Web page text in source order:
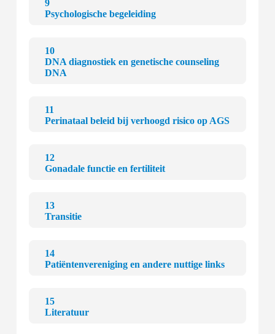
9
Psychologische begeleiding
10
DNA diagnostiek en genetische counseling
DNA
11
Perinataal beleid bij verhoogd risico op AGS
12
Gonadale functie en fertiliteit
13
Transitie
14
Patiëntenvereniging en andere nuttige links
15
Literatuur